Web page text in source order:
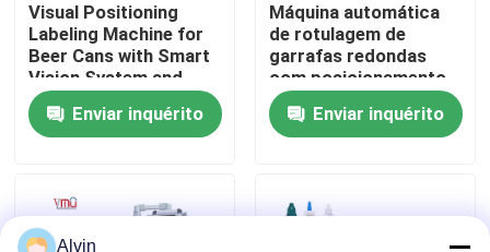
Contacte-nos
Notícia
máquina de etiquetas automática
Visual Positioning
Labeling Machine for
Beer Cans with Smart
Vision System and
High Speed (1200-
2400 Cans/Minute) for
Precision Placement
Enviar inquérito
Máquina automática
de rotulagem de
garrafas redondas
com posicionamento
de câmara visual
Enviar inquérito
Alvin